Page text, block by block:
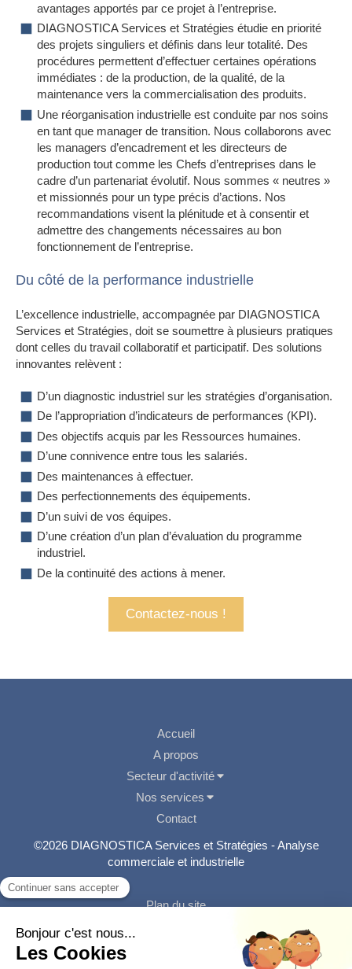
avantages apportés par ce projet à l’entreprise.
DIAGNOSTICA Services et Stratégies étudie en priorité
des projets singuliers et définis dans leur totalité. Des
procédures permettent d’effectuer certaines opérations
immédiates : de la production, de la qualité, de la
maintenance vers la commercialisation des produits.
Une réorganisation industrielle est conduite par nos soins
en tant que manager de transition. Nous collaborons avec
les managers d’encadrement et les directeurs de
production tout comme les Chefs d’entreprises dans le
cadre d’un partenariat évolutif. Nous sommes « neutres »
et missionnés pour un type précis d’actions. Nos
recommandations visent la plénitude et à consentir et
admettre des changements nécessaires au bon
fonctionnement de l’entreprise.
Du côté de la performance industrielle
L’excellence industrielle, accompagnée par DIAGNOSTICA
Services et Stratégies, doit se soumettre à plusieurs pratiques
dont celles du travail collaboratif et participatif. Des solutions
innovantes relèvent :
D’un diagnostic industriel sur les stratégies d’organisation.
De l’appropriation d’indicateurs de performances (KPI).
Des objectifs acquis par les Ressources humaines.
D’une connivence entre tous les salariés.
Des maintenances à effectuer.
Des perfectionnements des équipements.
D’un suivi de vos équipes.
D’une création d’un plan d’évaluation du programme
industriel.
De la continuité des actions à mener.
Contactez-nous !
Accueil
A propos
Secteur d'activité
Nos services
Contact
©2026 DIAGNOSTICA Services et Stratégies - Analyse
commerciale et industrielle
Plan du site